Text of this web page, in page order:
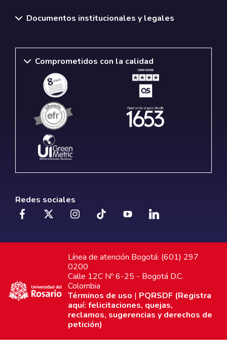
Documentos institucionales y legales
Comprometidos con la calidad
Redes sociales
Línea de atención Bogotá: (601) 297
0200
Calle 12C Nº 6-25 - Bogotá D.C.
Colombia
Términos de uso | PQRSDF (Registra
aquí: felicitaciones, quejas,
reclamos, sugerencias y derechos de
petición)